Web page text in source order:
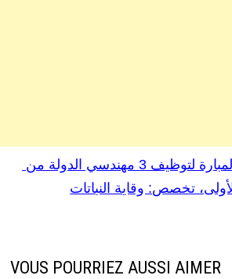
لمبارة
لتوظيف 3 مهندسي الدولة من
تخصص: وقاية النباتات
VOUS POURRIEZ AUSSI AIMER